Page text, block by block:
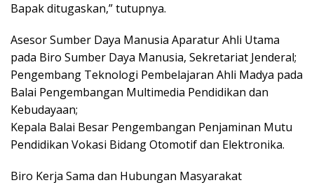
Bapak ditugaskan,” tutupnya.
Asesor Sumber Daya Manusia Aparatur Ahli Utama
pada Biro Sumber Daya Manusia, Sekretariat Jenderal;
Pengembang Teknologi Pembelajaran Ahli Madya pada
Balai Pengembangan Multimedia Pendidikan dan
Kebudayaan;
Kepala Balai Besar Pengembangan Penjaminan Mutu
Pendidikan Vokasi Bidang Otomotif dan Elektronika.
Biro Kerja Sama dan Hubungan Masyarakat